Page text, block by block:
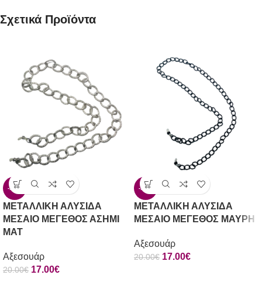
Σχετικά Προϊόντα
-15%
ΜΕΤΑΛΛΙΚΗ ΑΛΥΣΙΔΑ
ΜΕΣΑΙΟ ΜΕΓΕΘΟΣ ΑΣΗΜΙ
ΜΑΤ
Αξεσουάρ
20.00€ 17.00€
-15%
ΜΕΤΑΛΛΙΚΗ ΑΛΥΣΙΔΑ
ΜΕΣΑΙΟ ΜΕΓΕΘΟΣ ΜΑΥΡΗ
Αξεσουάρ
20.00€ 17.00€